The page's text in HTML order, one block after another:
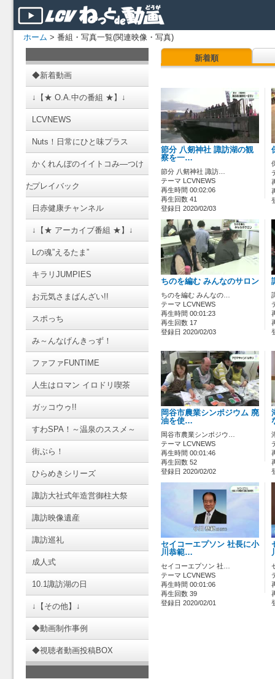
ホーム > 番組・写真一覧(関連映像・写真)
◆新着動画
↓【★ O.A.中の番組 ★】↓
LCVNEWS
Nuts！日常にひと味プラス
かくれんぼのイイトコみ―つけ
たプレイバック
日赤健康チャンネル
↓【★ アーカイブ番組 ★】↓
Lの魂”えるたま”
キラリJUMPIES
お元気さまばんざい!!
スポっち
み～んなげんきっず！
ファファFUNTIME
人生はロマン イロドリ喫茶
ガッコウゥ!!
すわSPA！～温泉のススメ～
街ぶら！
ひらめきシリーズ
諏訪大社式年造営御柱大祭
諏訪映像遺産
諏訪巡礼
成人式
10.1諏訪湖の日
↓【その他】↓
◆動画制作事例
◆視聴者動画投稿BOX
新着順
節分 八剱神社 諏訪湖の観
察を一…
節分 八剱神社 諏訪…
テーマ LCVNEWS
再生時間 00:02:06
再生回数 41
登録日 2020/02/03
ちのを編む みんなのサロン
ちのを編む みんなの…
テーマ LCVNEWS
再生時間 00:01:23
再生回数 17
登録日 2020/02/03
岡谷市農業シンポジウム 廃
油を使…
岡谷市農業シンポジウ…
テーマ LCVNEWS
再生時間 00:01:46
再生回数 52
登録日 2020/02/02
セイコーエプソン 社長に小
川恭範…
セイコーエプソン 社…
テーマ LCVNEWS
再生時間 00:01:06
再生回数 39
登録日 2020/02/01